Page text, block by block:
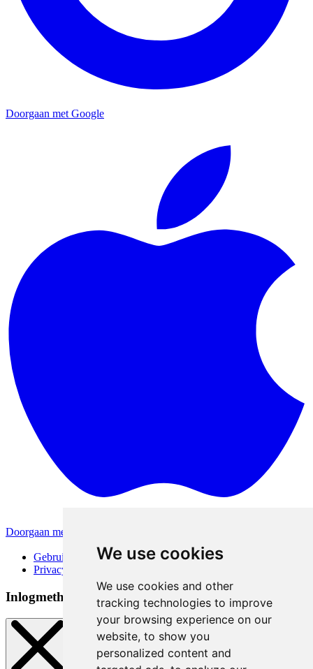
We use cookies
We use cookies and other
tracking technologies to improve
your browsing experience on our
website, to show you
personalized content and
Doorgaan met Google
Doorgaan met Apple
Gebruiksvoorwaarden
Privacybeleid
Inlogmethoden